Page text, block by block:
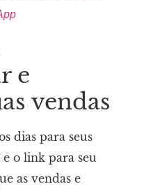
e
vendas
dias para seus
o link para seu
as vendas e